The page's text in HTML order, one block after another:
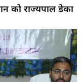
को राज्यपाल डेका